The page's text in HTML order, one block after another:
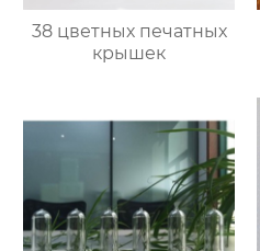
38 цветных печатных
крышек